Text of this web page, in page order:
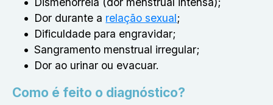
Dor durante a relação sexual;
Dificuldade para engravidar;
Sangramento menstrual irregular;
Dor ao urinar ou evacuar.
Como é feito o diagnóstico?